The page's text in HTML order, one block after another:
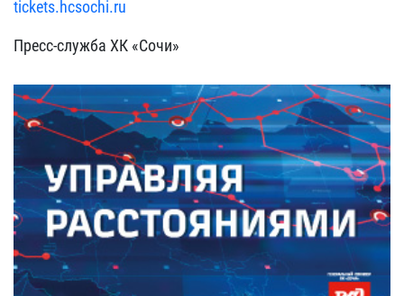
tickets.hcsochi.ru
Пресс-служба ХК «Сочи»